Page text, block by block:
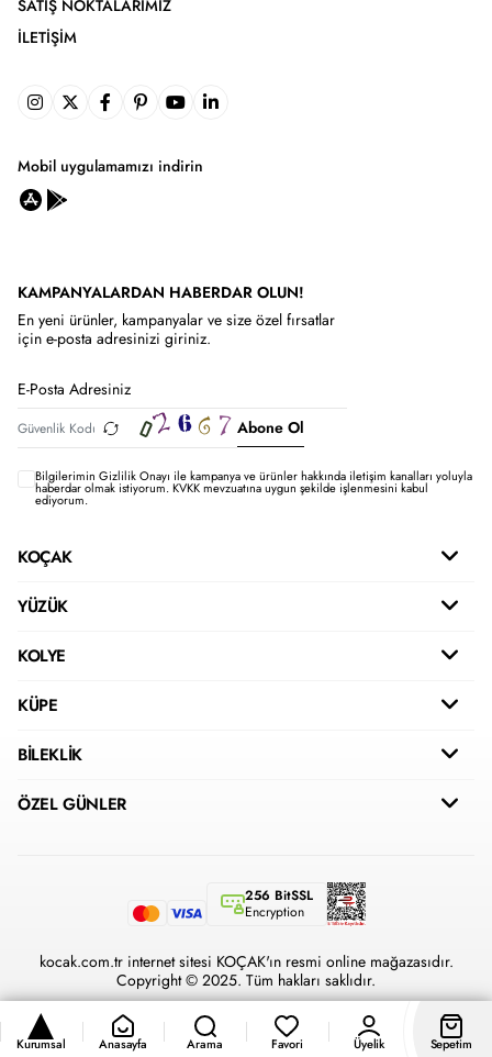
Kurumsal Anasayfa Arama Favori Üyelik Sepetim
SATIŞ NOKTALARIMIZ
İLETIŞIM
Mobil uygulamamızı indirin
KAMPANYALARDAN HABERDAR OLUN!
En yeni ürünler, kampanyalar ve size özel fırsatlar
için e-posta adresinizi giriniz.
Abone Ol
Bilgilerimin Gizlilik Onayı ile kampanya ve ürünler hakkında iletişim kanalları yoluyla
haberdar olmak istiyorum.KVKK mevzuatına uygun şekilde işlenmesini kabul
ediyorum.
KOÇAK
YÜZÜK
KOLYE
KÜPE
BİLEKLİK
ÖZEL GÜNLER
256 BitSSL
Encryption
kocak.com.tr internet sitesi KOÇAK'ın resmi online mağazasıdır.
Copyright © 2025. Tüm hakları saklıdır.
Hipotenüs Yeni Nesil E-Ticaret Sistemleri ile Hazırlanmıştır.